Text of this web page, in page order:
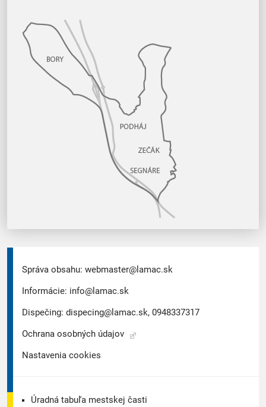
Správa obsahu: webmaster@lamac.sk
Informácie: info@lamac.sk
Dispečing: dispecing@lamac.sk, 0948337317
Ochrana osobných údajov
Nastavenia cookies
Úradná tabuľa mestskej časti